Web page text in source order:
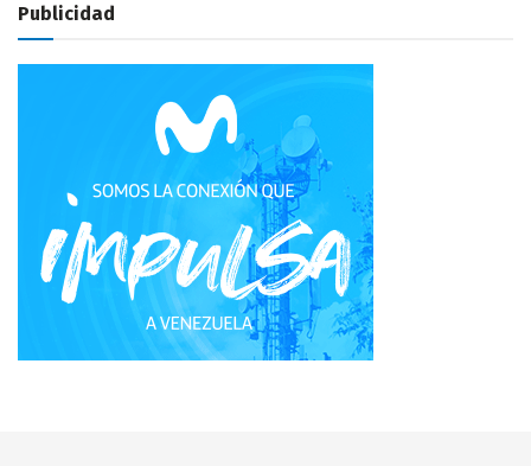
Publicidad